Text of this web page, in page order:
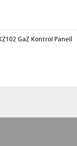
GaZ Kontrol Panelİ